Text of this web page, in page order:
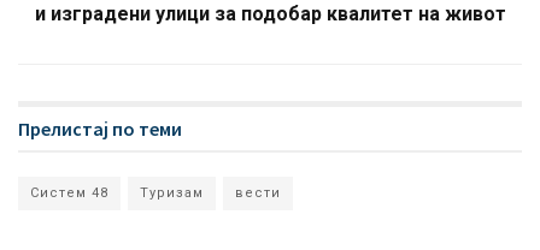
и изградени улици за подобар квалитет на живот
Прелистај по теми
Систем 48 Туризам вести